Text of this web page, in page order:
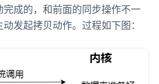
成的，和前面的同步操作不一
发起拷贝动作。过程如下图：